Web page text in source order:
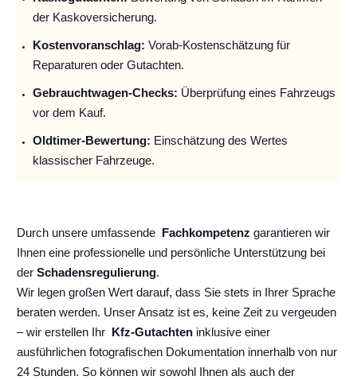
der Kaskoversicherung.
Kostenvoranschlag: Vorab-Kostenschätzung für
Reparaturen oder Gutachten.
Gebrauchtwagen-Checks: Überprüfung eines Fahrzeugs
vor dem Kauf.
Oldtimer-Bewertung: Einschätzung des Wertes
klassischer Fahrzeuge.
Durch unsere umfassende Fachkompetenz garantieren wir
Ihnen eine professionelle und persönliche Unterstützung bei
der Schadensregulierung.
Wir legen großen Wert darauf, dass Sie stets in Ihrer Sprache
beraten werden. Unser Ansatz ist es, keine Zeit zu vergeuden
– wir erstellen Ihr Kfz-Gutachten inklusive einer
ausführlichen fotografischen Dokumentation innerhalb von nur
24 Stunden. So können wir sowohl Ihnen als auch der